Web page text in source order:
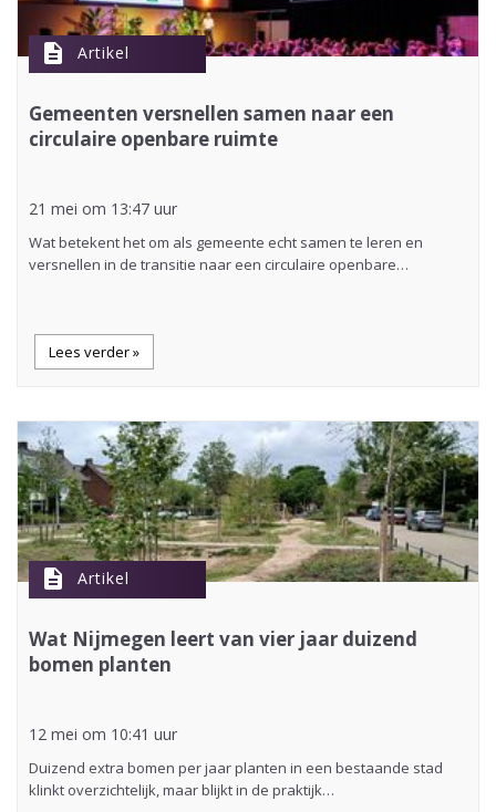
description Artikel
Gemeenten versnellen samen naar een
circulaire openbare ruimte
21 mei om 13:47 uur
Wat betekent het om als gemeente echt samen te leren en
versnellen in de transitie naar een circulaire openbare…
Lees verder »
description Artikel
Wat Nijmegen leert van vier jaar duizend
bomen planten
12 mei om 10:41 uur
Duizend extra bomen per jaar planten in een bestaande stad
klinkt overzichtelijk, maar blijkt in de praktijk…